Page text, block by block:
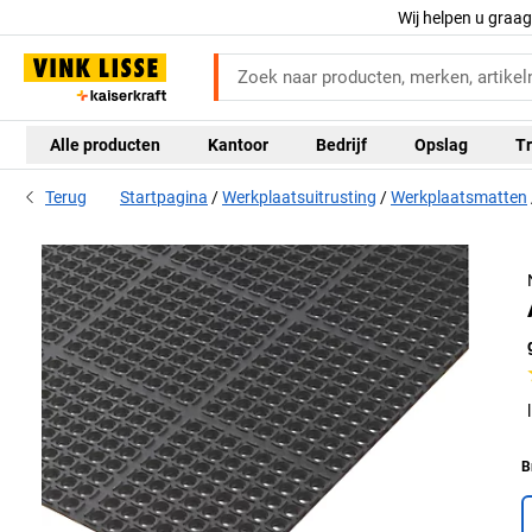
Wij helpen u
Alle producten Kantoor Bedrijf Opslag
Terug Startpagina Werkplaatsuitrusting Werkplaatsmatten